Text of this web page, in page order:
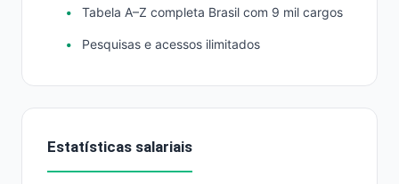
Tabela A–Z completa Brasil com 9 mil cargos
Pesquisas e acessos ilimitados
Estatísticas salariais